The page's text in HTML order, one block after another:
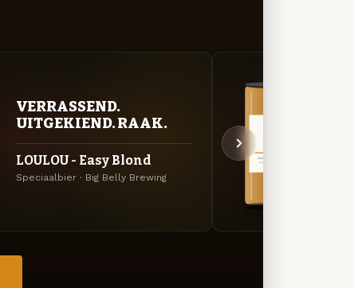
VERRASSEND.
UITGEKIEND. RAAK.
LOULOU - Easy Blond
Speciaalbier · Big Belly Brewing